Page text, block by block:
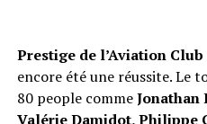
Prestige de l’Aviation Club
encore été une réussite. Le
80 people commeJonathan
Valérie Damidot, Philippe